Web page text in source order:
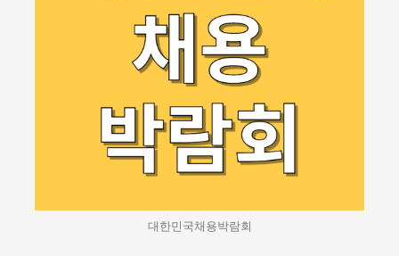
대한민국채용박람회